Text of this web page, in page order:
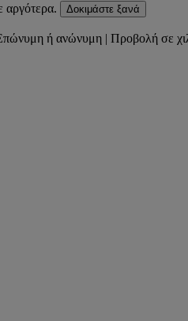
αργότερα. Δοκιμάστε ξανά
ή ανώνυμη | Προβολή σε